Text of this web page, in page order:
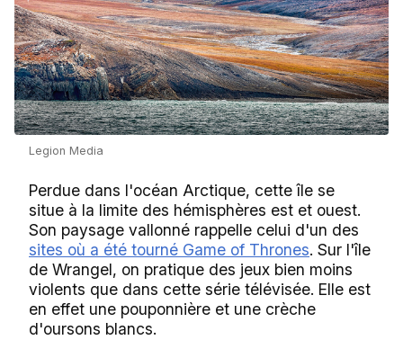
Legion Media
Perdue dans l'océan Arctique, cette île se
situe à la limite des hémisphères est et ouest.
Son paysage vallonné rappelle celui d'un des
sites où a été tourné Game of Thrones. Sur l'île
de Wrangel, on pratique des jeux bien moins
violents que dans cette série télévisée. Elle est
en effet une pouponnière et une crèche
d'oursons blancs.